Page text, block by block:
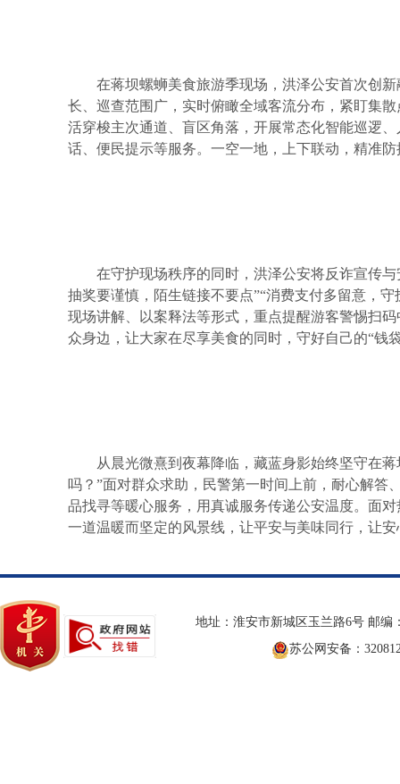
在蒋坝螺蛳美食旅游季现场，洪泽公安首次创
长、巡查范围广，实时俯瞰全域客流分布，紧盯集
活穿梭主次通道、盲区角落，开展常态化智能巡逻
话、便民提示等服务。一空一地，上下联动，精准
在守护现场秩序的同时，洪泽公安将反诈宣传
抽奖要谨慎，陌生链接不要点”“消费支付多留意，
现场讲解、以案释法等形式，重点提醒游客警惕扫
众身边，让大家在尽享美食的同时，守好自己的“钱
从晨光微熹到夜幕降临，藏蓝身影始终坚守在
吗？”面对群众求助，民警第一时间上前，耐心解
品找寻等暖心服务，用真诚服务传递公安温度。面
一道温暖而坚定的风景线，让平安与美味同行，让
地址：淮安市新城区玉兰路6号 邮编
苏公网安备：